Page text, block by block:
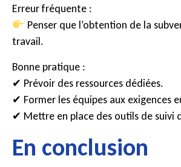
Erreur fréquente :
Penser que l’obtention de la
travail.
Bonne pratique :
✔ Prévoir des ressources dédiées.
✔ Former les équipes aux exigences
✔ Mettre en place des outils de suivi
En conclusion